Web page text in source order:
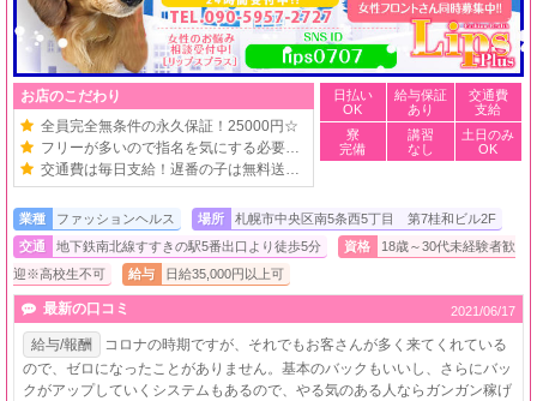
お店のこだわり
全員完全無条件の永久保証！25000円☆
フリーが多いので指名を気にする必要ナシ！
交通費は毎日支給！遅番の子は無料送迎！
日払い
OK
給与保証
あり
交通費
支給
寮
完備
講習
なし
土日のみ
OK
業種 ファッションヘルス 場所
札幌市中央区南5条西5丁目 第7桂和ビル2F
交通
地下鉄南北線すすきの駅5番出口より徒歩5分 資格
18歳～30代未経験者歓
迎※高校生不可
給与 日給35,000円以上可
最新の口コミ 2021/06/17
給与/報酬
コロナの時期ですが、それでもお客さんが多く来てくれている
ので、ゼロになったことがありません。基本のバックもいいし、さらにバッ
クがアップしていくシステムもあるので、やる気のある人ならガンガン稼げ